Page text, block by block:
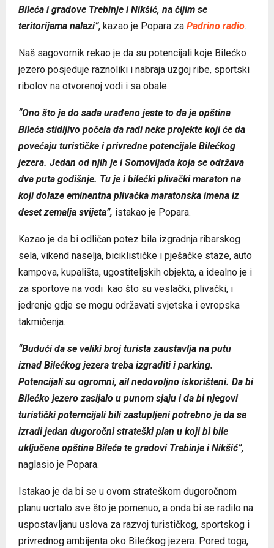
Bileća i gradove Trebinje i Nikšić, na čijim se
teritorijama nalazi”, kazao je Popara za Padrino radio.
Naš sagovornik rekao je da su potencijali koje Bilećko
jezero posjeduje raznoliki i nabraja uzgoj ribe, sportski
ribolov na otvorenoj vodi i sa obale.
“Ono što je do sada urađeno jeste to da je opština
Bileća stidljivo počela da radi neke projekte koji će da
povećaju turističke i privredne potencijale Bilećkog
jezera. Jedan od njih je i Somovijada koja se održava
dva puta godišnje. Tu je i bilećki plivački maraton na
koji dolaze eminentna plivačka maratonska imena iz
deset zemalja svijeta”, istakao je Popara.
Kazao je da bi odličan potez bila izgradnja ribarskog
sela, vikend naselja, biciklističke i pješačke staze, auto
kampova, kupališta, ugostiteljskih objekta, a idealno je i
za sportove na vodi kao što su veslački, plivački, i
jedrenje gdje se mogu održavati svjetska i evropska
takmičenja.
“Budući da se veliki broj turista zaustavlja na putu
iznad Bilećkog jezera treba izgraditi i parking.
Potencijali su ogromni, ail nedovoljno iskorišteni. Da bi
Bilećko jezero zasijalo u punom sjaju i da bi njegovi
turistički poterncijali bili zastupljeni potrebno je da se
izradi jedan dugoročni strateški plan u koji bi bile
uključene opština Bileća te gradovi Trebinje i Nikšić”,
naglasio je Popara.
Istakao je da bi se u ovom strateškom dugoročnom
planu ucrtalo sve što je pomenuo, a onda bi se radilo na
uspostavljanu uslova za razvoj turističkog, sportskog i
privrednog ambijenta oko Bilećkog jezera. Pored toga,